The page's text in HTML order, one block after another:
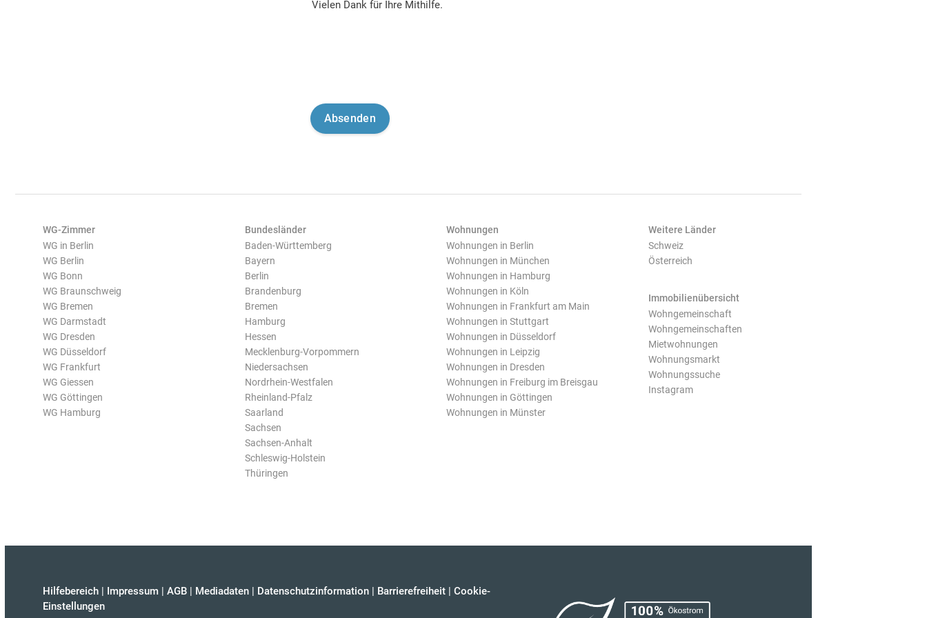
Vielen Dank für Ihre Mithilfe.
WG-Zimmer
WG in Berlin
WG Berlin
WG Bonn
WG Braunschweig
WG Bremen
WG Darmstadt
WG Dresden
WG Düsseldorf
WG Frankfurt
WG Giessen
WG Göttingen
WG Hamburg
Bundesländer
Baden-Württemberg
Bayern
Berlin
Brandenburg
Bremen
Hamburg
Hessen
Mecklenburg-Vorpommern
Niedersachsen
Nordrhein-Westfalen
Rheinland-Pfalz
Saarland
Sachsen
Sachsen-Anhalt
Schleswig-Holstein
Thüringen
Wohnungen
Wohnungen in Berlin
Wohnungen in München
Wohnungen in Hamburg
Wohnungen in Köln
Wohnungen in Frankfurt am Main
Wohnungen in Stuttgart
Wohnungen in Düsseldorf
Wohnungen in Leipzig
Wohnungen in Dresden
Wohnungen in Freiburg im Breisgau
Wohnungen in Göttingen
Wohnungen in Münster
Weitere Länder
Schweiz
Österreich
Immobilienübersicht
Wohngemeinschaft
Wohngemeinschaften
Mietwohnungen
Wohnungsmarkt
Wohnungssuche
Instagram
Hilfebereich | Impressum | AGB | Mediadaten | Datenschutzinformation | Barrierefreiheit | Cookie-
Einstellungen